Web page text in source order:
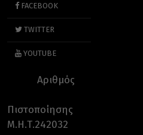
FACEBOOK
TWITTER
YOUTUBE
Αριθμός
Πιστοποίησης
Μ.Η.Τ.242032